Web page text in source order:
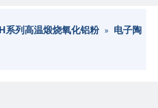
系列高温煅烧氧化铝粉 » 电子陶